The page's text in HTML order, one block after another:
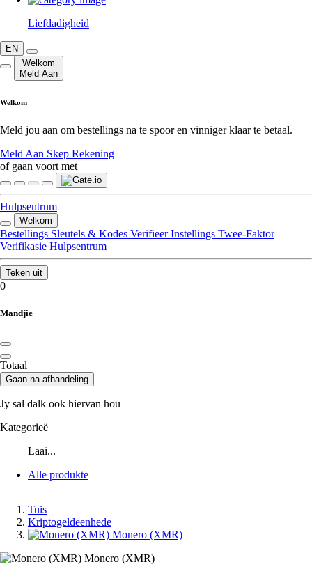
Liefdadigheid
EN
Welkom
Meld Aan
Welkom
Meld jou aan om bestellings na te spoor en vinniger klaar te betaal.
Meld Aan Skep Rekening
of gaan voort met
Hulpsentrum
Welkom
Bestellings Sleutels & Kodes Verifieer Instellings Twee-Faktor
Verifikasie Hulpsentrum
Teken uit
0
Mandjie
Totaal
Gaan na afhandeling
Jy sal dalk ook hiervan hou
Kategorieë
Laai...
Alle produkte
Tuis
Kriptogeldeenhede
Monero (XMR)
Monero (XMR)